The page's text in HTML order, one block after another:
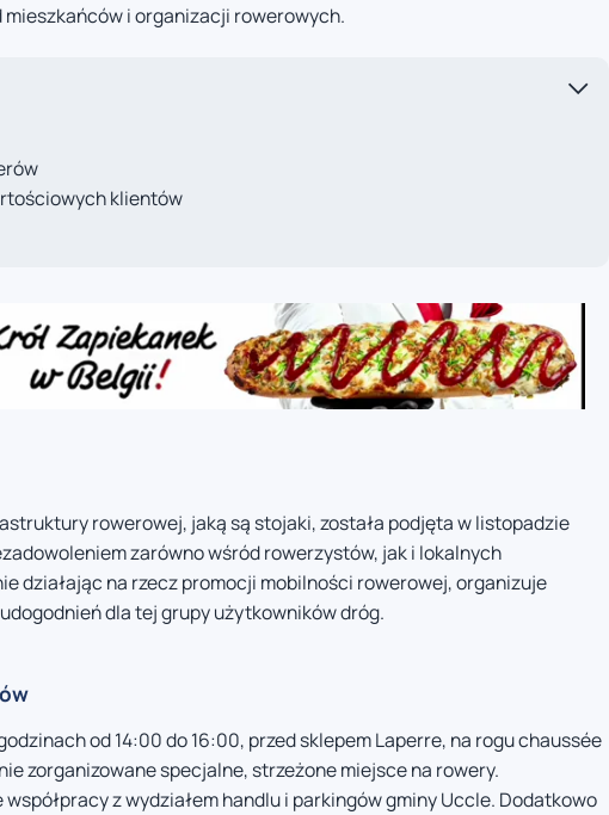
i organizacji rowerowych.
klientów
rowerowej, jaką są stojaki, została podjęta w listopadzie
zarówno wśród rowerzystów, jak i lokalnych
działając na rzecz promocji mobilności rowerowej, organizuje
dla tej grupy użytkowników dróg.
od 14:00 do 16:00, przed sklepem Laperre, na rogu chaussée
zorganizowane specjalne, strzeżone miejsce na rowery.
z wydziałem handlu i parkingów gminy Uccle. Dodatkowo